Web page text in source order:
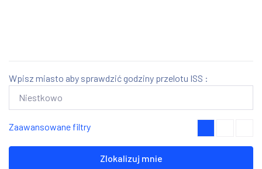
Wpisz miasto aby sprawdzić godziny przelotu ISS :
Zaawansowane filtry
Zlokalizuj mnie